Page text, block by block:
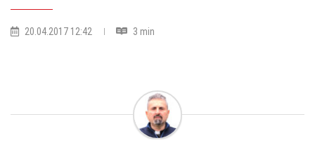
20.04.2017 12:42 3 min